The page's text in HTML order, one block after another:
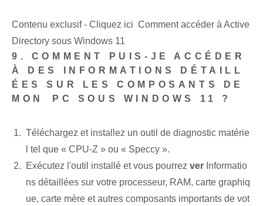
Contenu exclusif - Cliquez ici Comment accéder à Active
Directory sous Windows 11
9. COMMENT PUIS-JE ACCÉDER
À DES INFORMATIONS DÉTAILL
ÉES SUR LES COMPOSANTS DE
MON ⁤PC SOUS WINDOWS 11 ?
Téléchargez et installez un outil de diagnostic matérie
l tel que « CPU-Z » ou « Speccy ».
Exécutez l'outil installé et vous pourrez⁤ ver Informatio
ns détaillées sur votre processeur, RAM, carte graphiq
ue, carte mère et autres composants importants de vot